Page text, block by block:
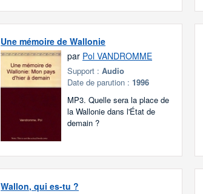
Une mémoire de Wallonie
par Pol VANDROMME
Support :Audio
Date de parution : 1996
MP3. Quelle sera la place de
la Wallonie dans l'État de
demain ?
Wallon, qui es-tu ?